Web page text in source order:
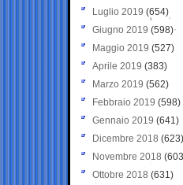
Luglio 2019 (654)
Giugno 2019 (598)
Maggio 2019 (527)
Aprile 2019 (383)
Marzo 2019 (562)
Febbraio 2019 (598)
Gennaio 2019 (641)
Dicembre 2018 (623)
Novembre 2018
Ottobre 2018 (631)